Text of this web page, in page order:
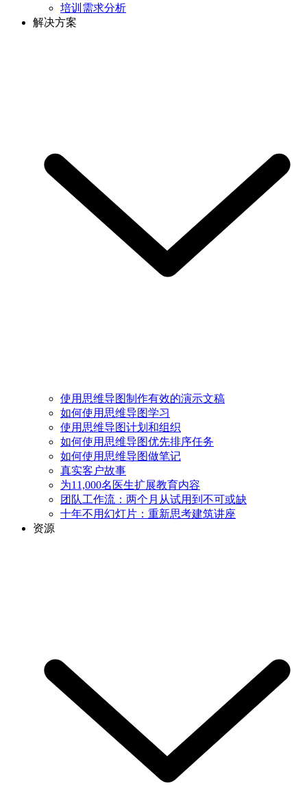
培训需求分析
解决方案
使用思维导图制作有效的演示文稿
如何使用思维导图学习
使用思维导图计划和组织
如何使用思维导图优先排序任务
如何使用思维导图做笔记
真实客户故事
为11,000名医生扩展教育内容
团队工作流：两个月从试用到不可或缺
十年不用幻灯片：重新思考建筑讲座
资源